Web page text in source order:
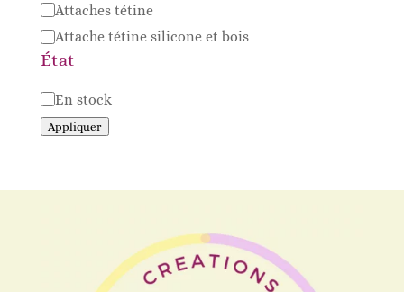
Attaches tétine
Attache tétine silicone et bois
État
Disponibilité
En stock
Appliquer